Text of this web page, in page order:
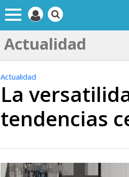
Actualidad
Actualidad
La
tendencias